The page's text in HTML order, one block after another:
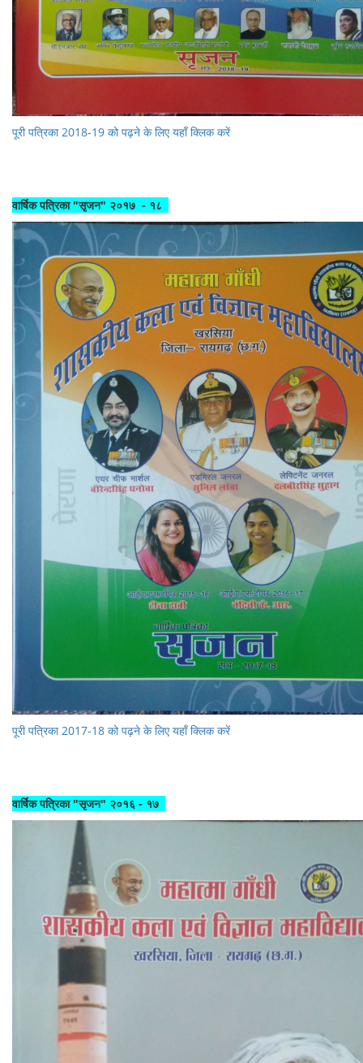
पूरी पत्रिका 2018-19 को पढ़ने के लिए यहाँ क्लिक करें
वार्षिक पत्रिका "सृजन" २०१७ - १८
पूरी पत्रिका 2017-18 को पढ़ने के लिए यहाँ क्लिक करें
वार्षिक पत्रिका "सृजन" २०१६ - १७